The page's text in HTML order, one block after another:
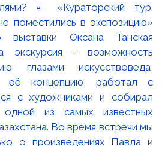
▫️ «Кураторский тур.
поместились в экспозицию»
выставки Оксана Танская
экскурсия - возможность
глазами искусствоведа,
её концепцию, работал с
с художниками и собирал
из самых известных
Во время встречи мы
о произведениях Павла и